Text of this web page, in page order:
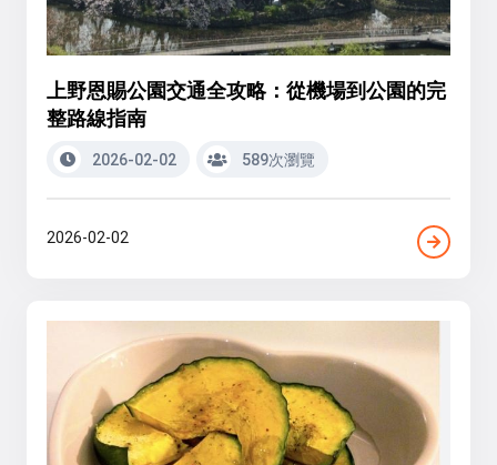
上野恩賜公園交通全攻略：從機場到公園的完
整路線指南
2026-02-02 589次瀏覽
2026-02-02